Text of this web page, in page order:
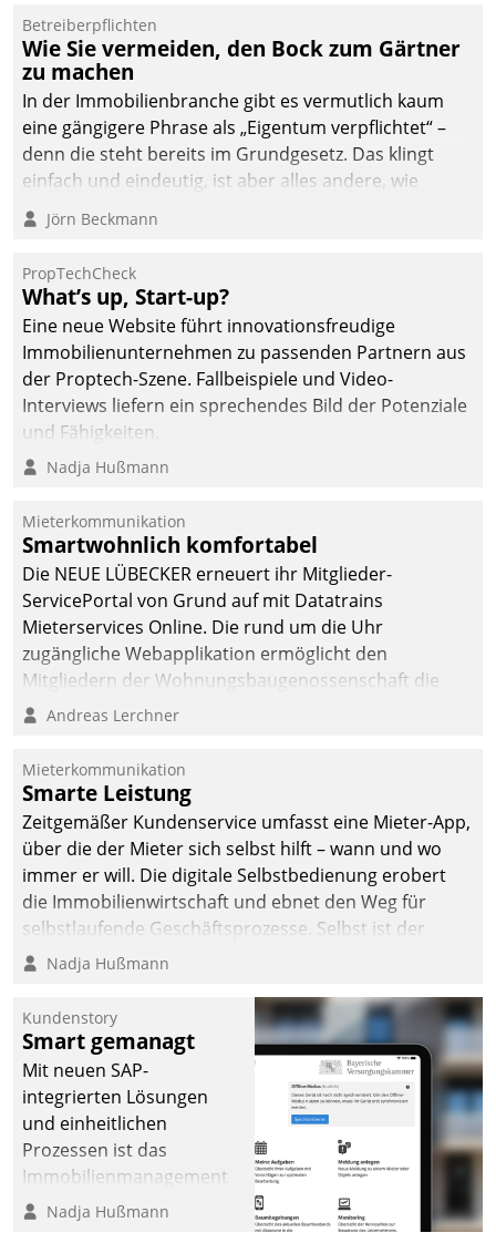
operativen
Instandhaltung in die
SAP-Systemlandschaft
deutscher
Wohnungsunternehmen
– und beschleunigt damit
Mieteranliegen zum
Betreiberpflichten
Wie Sie vermeiden, den Bock zum Gärtner
zu machen
In der Immobilienbranche gibt es vermutlich kaum
eine gängigere Phrase als „Eigentum verpflichtet“ –
denn die steht bereits im Grundgesetz. Das klingt
einfach und eindeutig, ist aber alles andere, wie
Branchenbeschäftigte wissen. Denn mit der
Verantwortung folgen Verpflichtungen.
Jörn Beckmann
PropTechCheck
What’s up, Start-up?
Eine neue Website führt innovationsfreudige
Immobilienunternehmen zu passenden Partnern aus
der Proptech-Szene. Fallbeispiele und Video-
Interviews liefern ein sprechendes Bild der Potenziale
und Fähigkeiten.
Nadja Hußmann
Mieterkommunikation
Smartwohnlich komfortabel
Die NEUE LÜBECKER erneuert ihr Mitglieder-
ServicePortal von Grund auf mit Datatrains
Mieterservices Online. Die rund um die Uhr
zugängliche Webapplikation ermöglicht den
Mitgliedern der Wohnungs­bau­genossenschaft die
Kontaktaufnahme per Smartphone, Tablet oder PC.
Andreas Lerchner
Mieterkommunikation
Smarte Leistung
Zeitgemäßer Kundenservice umfasst eine Mieter-App,
über die der Mieter sich selbst hilft – wann und wo
immer er will. Die digitale Selbstbedienung erobert
die Immobilienwirtschaft und ebnet den Weg für
selbstlaufende Geschäftsprozesse. Selbst ist der
Kunde und smart der Serviceanbieter.
Nadja Hußmann
Kundenstory
Smart gemanagt
Mit neuen SAP-
integrierten Lösungen
und einheitlichen
Prozessen ist das
Immobilienmanagement
der Bayerischen
Nadja Hußmann